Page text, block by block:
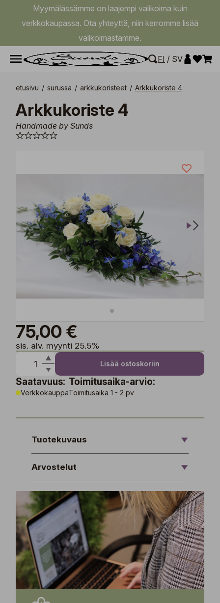
Myymälässämme on laajempi valikoima kuin
verkkokaupassa. Ota yhteyttä, niin kerromme lisää
valikoimastamme.
FI / SV
etusivu / surussa / arkkukoristeet / Arkkukoriste 4
Arkkukoriste 4
Handmade by Sunds
75,00 €
sis. alv. myynti 25.5%
Lisää ostoskoriin
Saatavuus:
Verkkokauppa
Toimitusaika-arvio:
Toimitusaika 1 - 2 pv
Tuotekuvaus
Arvostelut